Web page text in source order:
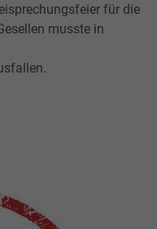
für die
musste in